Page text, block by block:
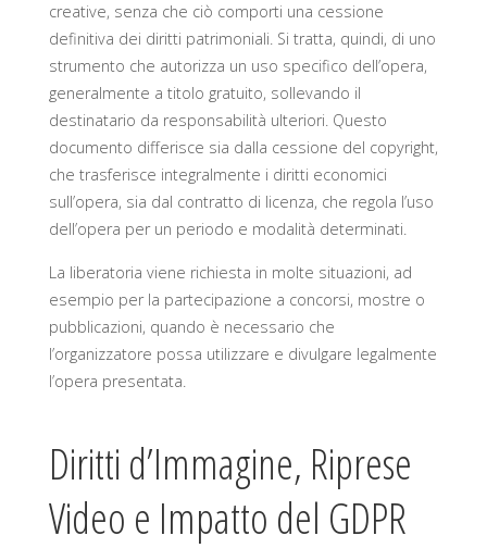
creative, senza che ciò comporti una cessione
definitiva dei diritti patrimoniali. Si tratta, quindi, di uno
strumento che autorizza un uso specifico dell’opera,
generalmente a titolo gratuito, sollevando il
destinatario da responsabilità ulteriori. Questo
documento differisce sia dalla cessione del copyright,
che trasferisce integralmente i diritti economici
sull’opera, sia dal contratto di licenza, che regola l’uso
dell’opera per un periodo e modalità determinati.
La liberatoria viene richiesta in molte situazioni, ad
esempio per la partecipazione a concorsi, mostre o
pubblicazioni, quando è necessario che
l’organizzatore possa utilizzare e divulgare legalmente
l’opera presentata.
Diritti d’Immagine, Riprese
Video e Impatto del GDPR